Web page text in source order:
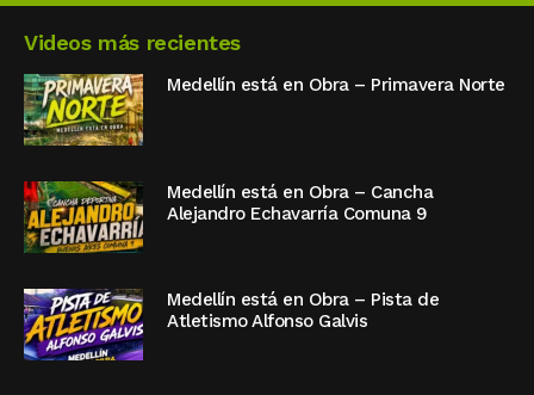
Videos más recientes
Medellín está en Obra – Primavera Norte
Medellín está en Obra – Cancha
Alejandro Echavarría Comuna 9
Medellín está en Obra – Pista de
Atletismo Alfonso Galvis